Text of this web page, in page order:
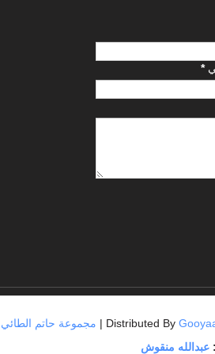
*
| Distributed By
عبدالله منقوش